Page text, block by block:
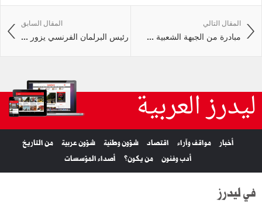
المقال السابق
رئيس البرلمان الفرنسي يزور ...
المقال التالي
مبادرة من الجبهة الشعبية ...
ليدرز العربية
أخبار مواقف وآراء اقتصاد شؤون وطنية شؤون عربية
من التاريخ
أدب وفنون
من يكون؟ أصداء المؤسسات
في ليدرز